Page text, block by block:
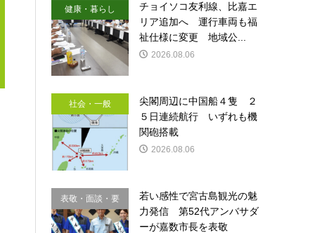
健康・暮らし
チョイソコ友利線、比嘉エ
リア追加へ 運行車両も福
祉仕様に変更 地域公...
2026.08.06
社会・一般
尖閣周辺に中国船４隻 ２
５日連続航行 いずれも機
関砲搭載
2026.08.06
表敬・面談・要
請
若い感性で宮古島観光の魅
力発信 第52代アンバサダ
ーが嘉数市長を表敬